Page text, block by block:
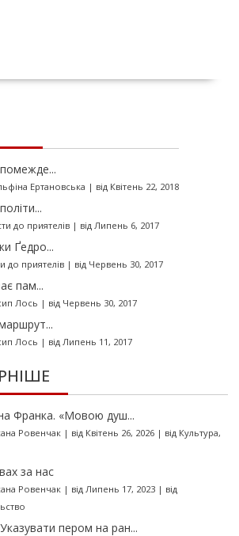
Ертановська | від Квітень 22, 2018
до приятелів| від Липень 6, 2017
Ґедро...
до приятелів| від Червень 30, 2017
пам...
Лось | від Червень 30, 2017
Лось | від Липень 11, 2017
Франка. «Мовою душ...
Ровенчак| від Квітень 26, 2026| від Культура,
за нас
Ровенчак| від Липень 17, 2023| від
пером на ран...